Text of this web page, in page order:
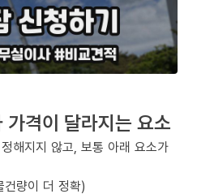
격이 달라지는 요소
해지지 않고, 보통 아래 요소가
량이 더 정확)